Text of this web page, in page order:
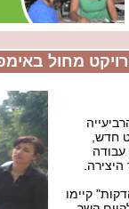
מחול
חדש,
קיימו